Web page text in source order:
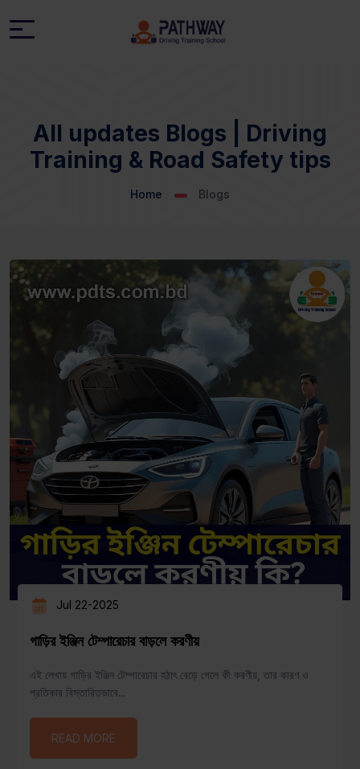
All updates Blogs | Driving
Training & Road Safety tips
Home Blogs
Jul 22-2025
গাড়ির ইঞ্জিন টেম্পারেচার বাড়লে করণীয়
এই লেখায় গাড়ির ইঞ্জিন টেম্পারেচার হঠাৎ বেড়ে গেলে কী করণীয়, তার কারণ ও
প্রতিকার বিস্তারিতভাবে...
READ MORE